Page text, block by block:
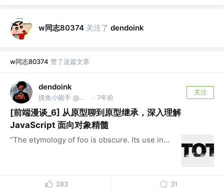
w同志80374 关注了 dendoink
w同志80374 赞了这篇文章
dendoink
摸鱼小能手 @NextGen 空想家 · 7年前
关注
[前端漫谈_6] 从原型聊到原型继承，深入理解
JavaScript 面向对象精髓
“The etymology of foo is obscure. Its use in...
283 31